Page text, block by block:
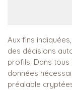
Aux fins
des décisions
profils. Dans tous
données
préalable